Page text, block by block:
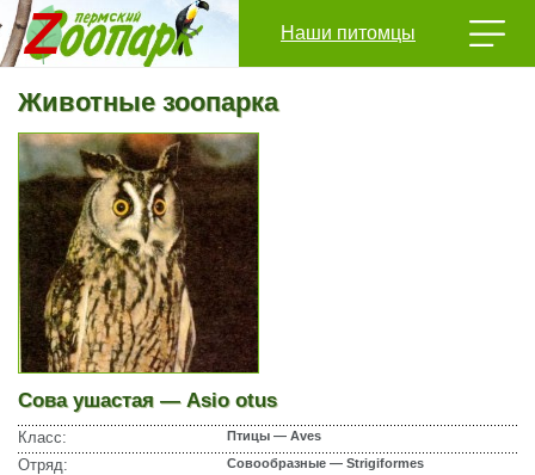
Наши питомцы
Животные зоопарка
Сова ушастая — Asio otus
Класс: Птицы — Aves
Отряд: Совообразные — Strigiformes